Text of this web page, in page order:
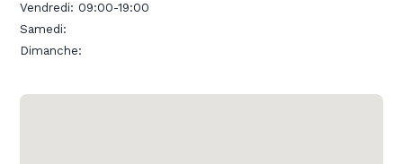
Vendredi:09:00-19:00
Samedi:
Dimanche: